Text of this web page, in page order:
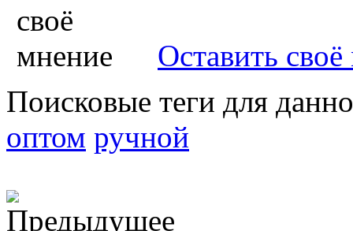
Оставить
Поисковые теги для
оптом ручной